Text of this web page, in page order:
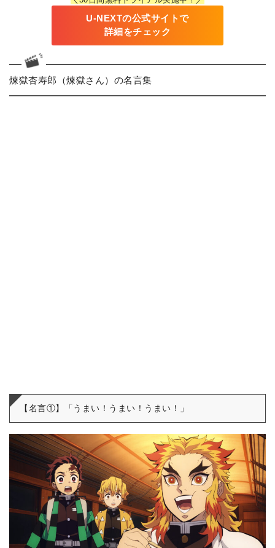
U-NEXTの公式サイトで
詳細をチェック
煉獄杏寿郎（煉獄さん）の名言集
【名言①】「うまい！うまい！うまい！」